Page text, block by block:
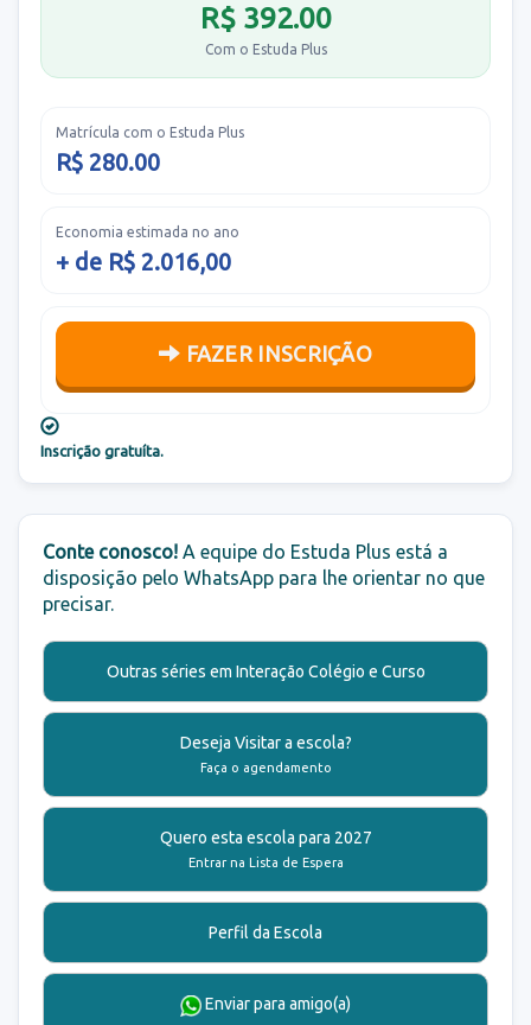
R$ 392.00
Com o Estuda Plus
Matrícula com o Estuda Plus
R$ 280.00
Economia estimada no ano
+ de R$ 2.016,00
FAZER INSCRIÇÃO
Inscrição gratuíta.
Conte conosco! A equipe do Estuda Plus está a
disposição pelo WhatsApp para lhe orientar no que
precisar.
Outras séries em Interação Colégio e Curso
Deseja Visitar a escola?
Faça o agendamento
Quero esta escola para 2027
Entrar na Lista de Espera
Perfil da Escola
Enviar para amigo(a)